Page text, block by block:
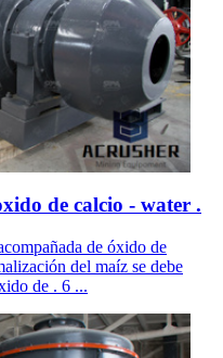
de calcio - water .
de óxido de
del maíz se debe
de . 6 ...